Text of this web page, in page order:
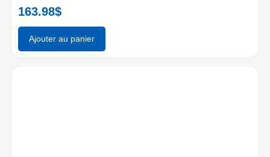
163.98$
Ajouter au panier